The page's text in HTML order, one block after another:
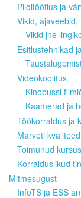
Pilditöötlus ja
Vikid,
Vikid jne
Esitlustehnikad
Videokoolitus
Kinobussi
Kaamerad ja
Töökorraldus ja
Marveti
Toimunud
Korralduslikud
Mitmesugust
InfoTS ja ESS